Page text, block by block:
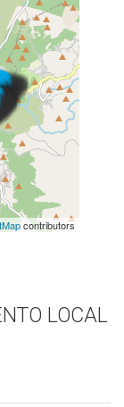
contributors
LOCAL